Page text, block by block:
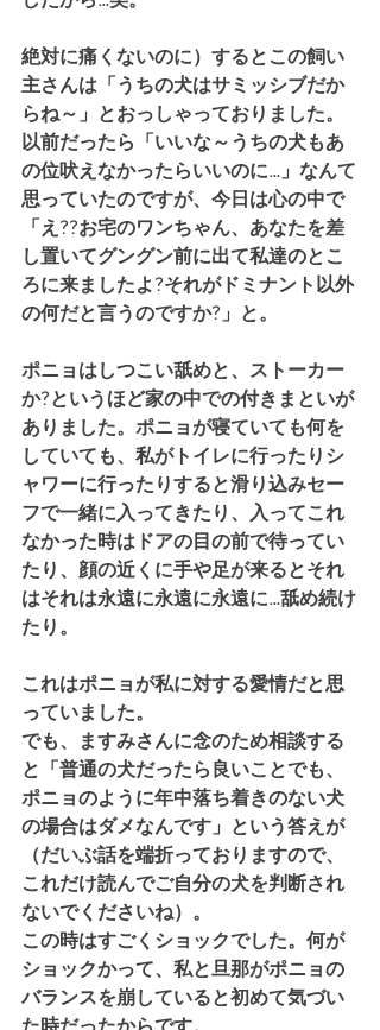
絶対に痛くないのに）するとこの飼い
主さんは「うちの犬はサミッシブだか
らね～」とおっしゃっておりました。
以前だったら「いいな～うちの犬もあ
の位吠えなかったらいいのに…」なんて
思っていたのですが、今日は心の中で
「え??お宅のワンちゃん、あなたを差
し置いてグングン前に出て私達のとこ
ろに来ましたよ?それがドミナント以外
の何だと言うのですか?」と。
ポニョはしつこい舐めと、ストーカー
か?というほど家の中での付きまといが
ありました。ポニョが寝ていても何を
していても、私がトイレに行ったりシ
ャワーに行ったりすると滑り込みセー
フで一緒に入ってきたり、入ってこれ
なかった時はドアの目の前で待ってい
たり、顔の近くに手や足が来るとそれ
はそれは永遠に永遠に永遠に…舐め続け
たり。
これはポニョが私に対する愛情だと思
っていました。
でも、ますみさんに念のため相談する
と「普通の犬だったら良いことでも、
ポニョのように年中落ち着きのない犬
の場合はダメなんです」という答えが
（だいぶ話を端折っておりますので、
これだけ読んでご自分の犬を判断され
ないでくださいね）。
この時はすごくショックでした。何が
ショックかって、私と旦那がポニョの
バランスを崩していると初めて気づい